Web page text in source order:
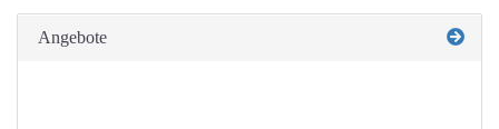
Angebote